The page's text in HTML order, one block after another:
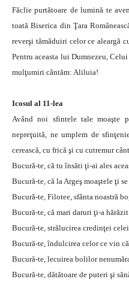
Făclie purtătoare de lumină te
toată Biserica din Ţara
reverşi tămăduiri celor ce aleargă
Pentru aceasta lui Dumnezeu,
mulţumiri cântăm: Aliluia!
Icosul al 11-lea
Având noi sfintele tale moaşte
nepreţuită, ne umplem de
cerească, cu frică şi cu cutremur
Bucură-te, că tu însăti ţi-ai ales
Bucură-te, că la Argeş moaştele ţi se
Bucură-te, Filotee, sfânta noastră
Bucură-te, că mari daruri ţi-a
Bucură-te, strălucirea credinţei
Bucură-te, îndulcirea celor ce vin
Bucură-te, lecuirea bolilor
Bucură-te, dătătoare de puteri şi